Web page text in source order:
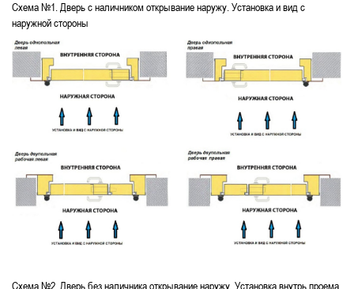
Схема №1. Дверь с наличником открывание наружу. Установка и вид с
наружной стороны
Схема №2. Дверь без наличника открывание наружу. Установка внутрь проема.